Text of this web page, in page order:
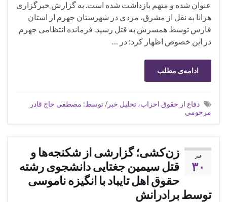
عنوان شده و متهم بازداشت شده است. به گزارش خبرگزاری
هرانا به نقل از مشرق، مردی در شهرستان جهرم از استان
فارس توسط همسرش به قتل رسید. فرمانده انتظامی جهرم
در این خصوص اظهار کرد: در …
ادامه‌ی مطلب
دفاع از حقوق احزاب، تحلیل خبر/ توسط: مصطفی حاج قادر
مرحومی
تیر
۳۰
زن‌کشی؛ گزارشی از شکنجە‌ها و
قتل سیمین جغتایی دانشجوی رشته
حقوق اهل تایباد با انگیزه ناموسی
توسط برادرانش